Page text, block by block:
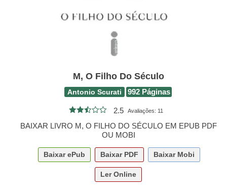
M, O Filho Do Século
Antonio Scurati 992 Páginas
2.5 Avaliações: 11
BAIXAR LIVRO M, O FILHO DO SÉCULO EM EPUB PDF
OU MOBI
Baixar ePub Baixar PDF Baixar Mobi
Ler Online